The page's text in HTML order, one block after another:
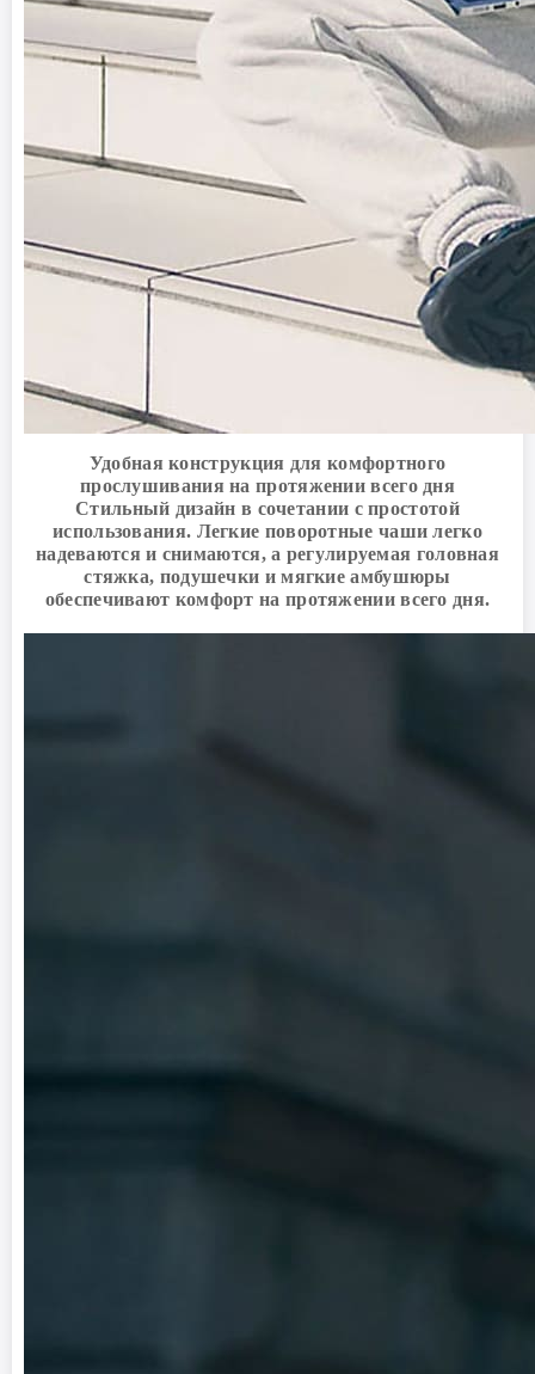
Удобная конструкция для комфортного
прослушивания на протяжении всего дня
Стильный дизайн в сочетании с простотой
использования. Легкие поворотные чаши легко
надеваются и снимаются, а регулируемая головная
стяжка, подушечки и мягкие амбушюры
обеспечивают комфорт на протяжении всего дня.